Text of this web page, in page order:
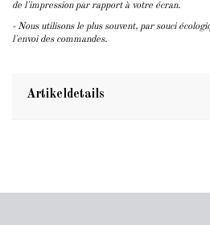
de l'impression par rapport à votre écran.
- Nous utilisons le plus souvent, par souci
l'envoi des commandes.
Artikeldetails